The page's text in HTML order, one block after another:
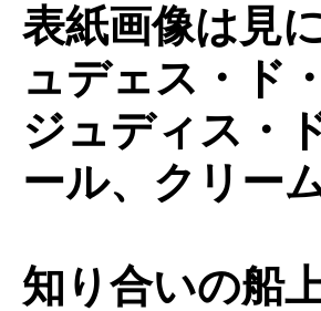
表紙画像は見
ュデェス・ド
ジュディス・
ール、クリー
知り合いの船